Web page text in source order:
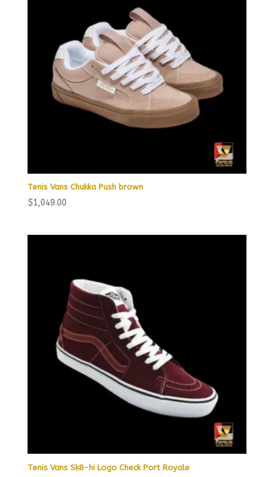
Tenis Vans Chukka Push brown
$1,049.00
Tenis Vans Sk8-hi Logo Check Port Royale